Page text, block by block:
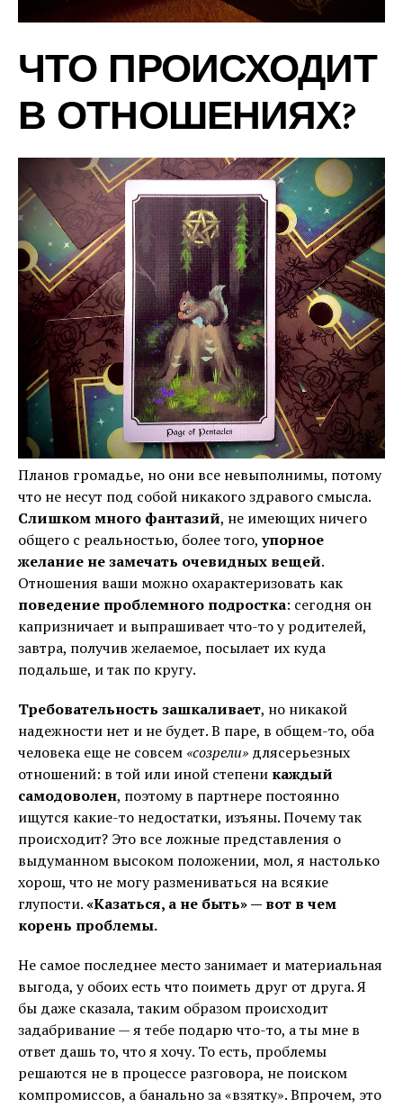
ЧТО ПРОИСХОДИТ
В ОТНОШЕНИЯХ?
Планов громадье, но они все невыполнимы, потому
что не несут под собой никакого здравого смысла.
Слишком много фантазий, не имеющих ничего
общего с реальностью, более того,упорное
желание не замечать очевидных вещей.
Отношения ваши можно охарактеризовать как
поведение проблемного подростка: сегодня он
капризничает и выпрашивает что-то у родителей,
завтра, получив желаемое, посылает их куда
подальше, и так по кругу.
Требовательность зашкаливает, но никакой
надежности нет и не будет. В паре, в общем-то, оба
человека еще не совсем «созрели» длясерьезных
отношений: в той или иной степени каждый
самодоволен, поэтому в партнере постоянно
ищутся какие-то недостатки, изъяны. Почему так
происходит? Это все ложные представления о
выдуманном высоком положении, мол, я настолько
хорош, что не могу размениваться на всякие
глупости.«Казаться, а не быть» — вот в чем
корень проблемы.
Не самое последнее место занимает и материальная
выгода, у обоих есть что поиметь друг от друга. Я
бы даже сказала, таким образом происходит
задабривание — я тебе подарю что-то, а ты мне в
ответ дашь то, что я хочу. То есть, проблемы
решаются не в процессе разговора, не поиском
компромиссов, а банально за «взятку». Впрочем, это